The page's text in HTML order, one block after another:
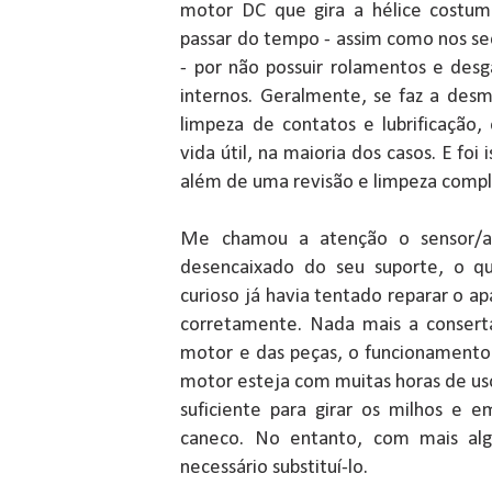
motor DC que gira a hélice
passar do tempo - assim como nos
- por não possuir rolamentos e
internos. Geralmente, se faz a
limpeza de contatos e
vida útil, na maioria dos casos. E foi
além de uma revisão e limpeza
Me chamou a atenção o sensor/
desencaixado do seu suporte, o
curioso já havia tentado reparar o
corretamente. Nada mais a
motor e das peças, o
motor esteja com muitas horas de
suficiente para girar os milhos e
caneco. No entanto, com mais
necessário substituí-lo.